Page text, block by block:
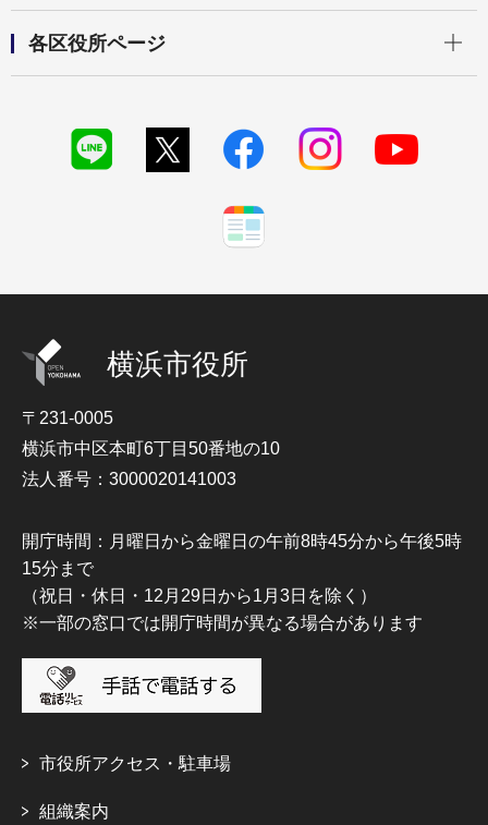
各区役所ページ
横浜市役所
〒231-0005
横浜市中区本町6丁目50番地の10
法人番号：3000020141003
開庁時間：月曜日から金曜日の午前8時45分から午後5時
15分まで
（祝日・休日・12月29日から1月3日を除く）
※一部の窓口では開庁時間が異なる場合があります
市役所アクセス・駐車場
組織案内